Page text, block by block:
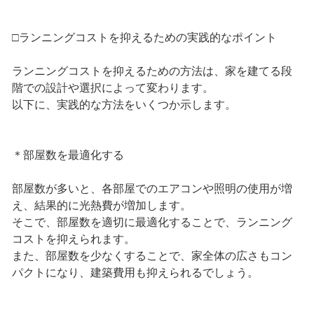
□ランニングコストを抑えるための実践的なポイント
ランニングコストを抑えるための方法は、家を建てる段
階での設計や選択によって変わります。
以下に、実践的な方法をいくつか示します。
＊部屋数を最適化する
部屋数が多いと、各部屋でのエアコンや照明の使用が増
え、結果的に光熱費が増加します。
そこで、部屋数を適切に最適化することで、ランニング
コストを抑えられます。
また、部屋数を少なくすることで、家全体の広さもコン
パクトになり、建築費用も抑えられるでしょう。